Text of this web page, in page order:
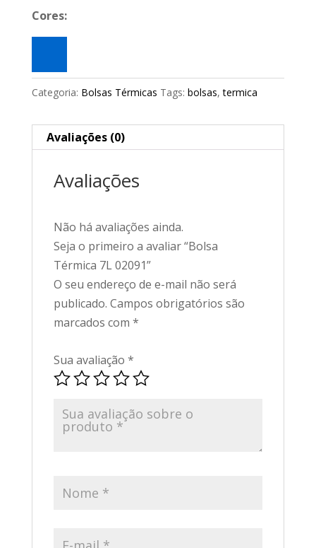
Cores:
Categoria: Bolsas Térmicas Tags: bolsas,termica
Avaliações (0)
Avaliações
Não há avaliações ainda.
Seja o primeiro a avaliar “Bolsa
Térmica 7L 02091”
O seu endereço de e-mail não será
publicado. Campos obrigatórios são
marcados com *
Sua avaliação *